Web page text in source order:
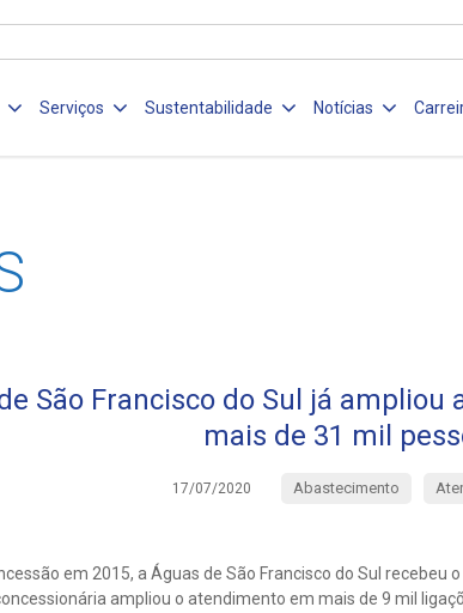
Serviços Sustentabilidade Notícias
São Francisco do Sul já ampliou
mais de 31 mil
17/07/2020 Abastecimento
em 2015, a Águas de São Francisco do Sul recebeu
ampliou o atendimento em mais de 9 mil